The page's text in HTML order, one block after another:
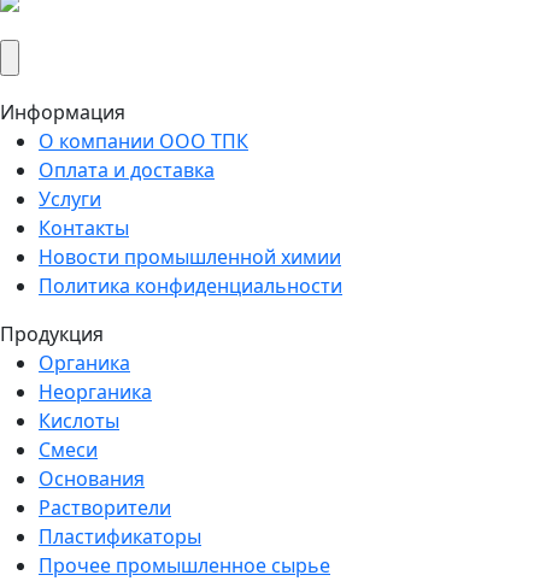
Информация
О компании ООО ТПК
Оплата и доставка
Услуги
Контакты
Новости промышленной химии
Политика конфиденциальности
Продукция
Органика
Неорганика
Кислоты
Смеси
Основания
Растворители
Пластификаторы
Прочее промышленное сырье